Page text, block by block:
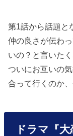
第1話から話題と
仲の良さが伝わ
いの？と言いた
ついにお互いの
合って行くのか
ドラマ『